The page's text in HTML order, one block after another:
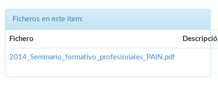
Ficheros en este ítem:
Fichero
2014_Seminario_formativo_profesionales_PAIN.pdf